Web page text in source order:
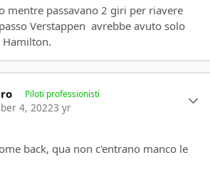
mentre passavano 2 giri per riavere
Verstappen avrebbe avuto solo
Hamilton.
Piloti professionisti
4, 20223 yr
back, qua non c'entrano manco le